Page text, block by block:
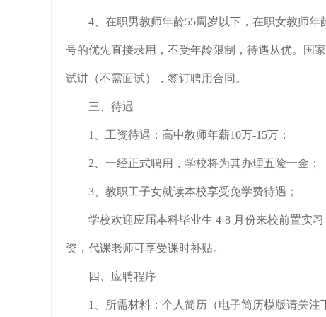
4、在职男教师年龄55周岁以下，在职女教师
号的优先直接录用，不受年龄限制，待遇从优。国
试讲（不需面试），签订聘用合同。
三、待遇
1、工资待遇：高中教师年薪10万-15万；
2、一经正式聘用，学校将为其办理五险一金；
3、教职工子女就读本校享受免学费待遇；
学校欢迎应届本科毕业生 4-8 月份来校前置实
资，代课老师可享受课时补贴。
四、应聘程序
1、所需材料：个人简历（电子简历模版请关注